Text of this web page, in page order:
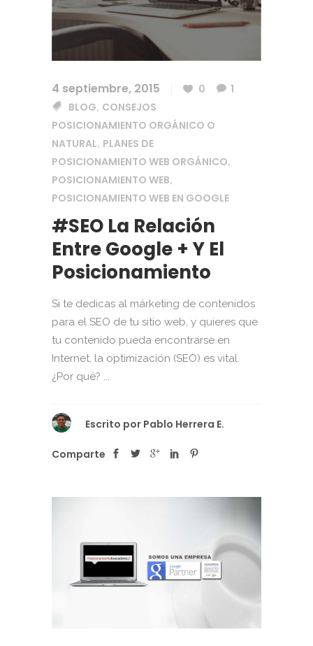
4 septiembre, 2015 0
1
BLOG, CONSEJOS
POSICIONAMIENTO ORGÁNICO O
NATURAL, PLANES DE
POSICIONAMIENTO WEB ORGÁNICO,
POSICIONAMIENTO WEB,
POSICIONAMIENTO WEB EN GOOGLE
#SEO La Relación
Entre Google + Y El
Posicionamiento
Si te dedicas al márketing de contenidos
para el SEO de tu sitio web, y quieres que
tu contenido pueda encontrarse en
Internet, la optimización (SEO) es vital.
¿Por qué? ...
Escrito por Pablo Herrera E.
Comparte